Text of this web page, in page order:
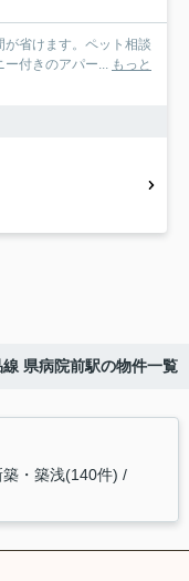
省けます。ペット相談
付きのアパー...
もっと
県病院前駅の物件一覧
築・築浅(140件)